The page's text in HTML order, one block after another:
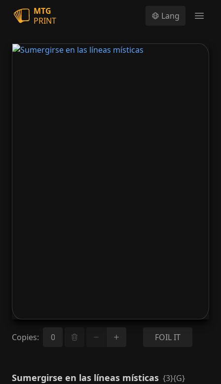
MTG
PRINT
Lang
Copies: FOIL IT
Sumergirse en las líneas místicas {3}{G}